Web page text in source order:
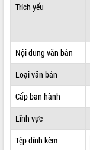
HỆ THỐNG VĂN BẢN
ĐIỂM TIN VĂN BẢN
QUY HOẠCH - KẾ HOẠCH
Trích yếu
Nội dung văn bản
Loại văn bản
Cấp ban hành
Lĩnh vực
Tệp đính kèm